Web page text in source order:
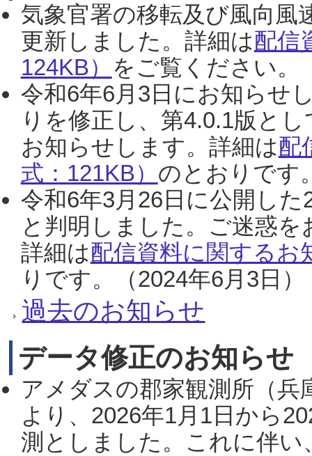
気象官署の移転及び風向風
更新しました。詳細は配信
124KB） をご覧ください。
令和6年6月3日にお知らせ
りを修正し、第4.0.1版と
お知らせします。詳細は配
式：121KB） のとおりです
令和6年3月26日に公開し
と判明しました。ご迷惑
詳細は配信資料に関するお
りです。（2024年6月3日）
過去のお知らせ
データ修正のお知らせ
アメダスの郡家観測所（
より、2026年1月1日から
測としました。これに伴い